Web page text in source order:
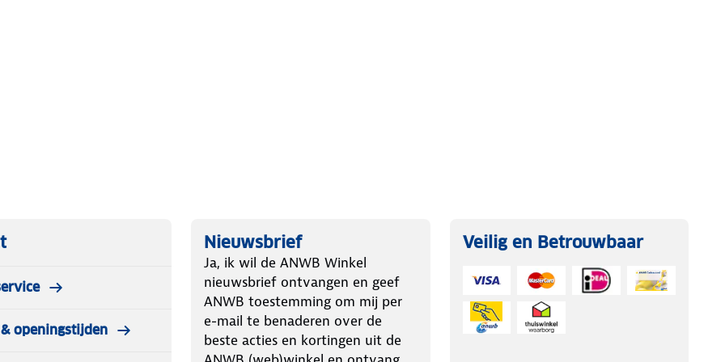
is geschikt voor allerlei
deze perfect bij jouw
voordelen:
Inhoud van de verpakking
ontvang je het volgende in de
openingstijden
Nieuwsbrief
Ja, ik wil de ANWB Winkel
nieuwsbrief ontvangen en geef
ANWB toestemming om mij per
e-mail te benaderen over de
beste acties en kortingen uit de
Veilig en Betrouwbaar